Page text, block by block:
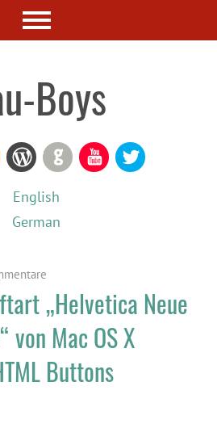
Boys
YouTube
GitHub
WordPress
RSS Feed
English
German
„Helvetica Neue
von Mac OS X
Buttons